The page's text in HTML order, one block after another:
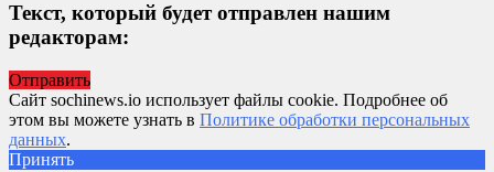
Текст, который будет отправлен нашим
редакторам:
Отправить
Сайт sochinews.io использует файлы cookie. Подробнее об
этом вы можете узнать в Политике обработки персональных
данных.
Принять